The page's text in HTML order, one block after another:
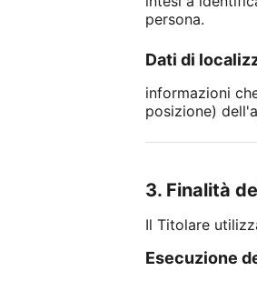
persona.
Dati di
informazioni
posizione)
3. Finalità
Il Titolare
Esecuzione